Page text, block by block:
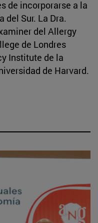
de incorporarse a la
del Sur. La Dra.
del Allergy
de Londres
Institute de la
de Harvard.